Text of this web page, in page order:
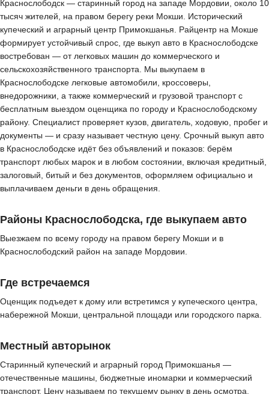
Краснослободск — старинный город на западе Мордовии, около 10
тысяч жителей, на правом берегу реки Мокши. Исторический
купеческий и аграрный центр Примокшанья. Райцентр на Мокше
формирует устойчивый спрос, где выкуп авто в Краснослободске
востребован — от легковых машин до коммерческого и
сельскохозяйственного транспорта. Мы выкупаем в
Краснослободске легковые автомобили, кроссоверы,
внедорожники, а также коммерческий и грузовой транспорт с
бесплатным выездом оценщика по городу и Краснослободскому
району. Специалист проверяет кузов, двигатель, ходовую, пробег и
документы — и сразу называет честную цену. Срочный выкуп авто
в Краснослободске идёт без объявлений и показов: берём
транспорт любых марок и в любом состоянии, включая кредитный,
залоговый, битый и без документов, оформляем официально и
выплачиваем деньги в день обращения.
Районы Краснослободска, где выкупаем авто
Выезжаем по всему городу на правом берегу Мокши и в
Краснослободский район на западе Мордовии.
Где встречаемся
Оценщик подъедет к дому или встретимся у купеческого центра,
набережной Мокши, центральной площади или городского парка.
Местный авторынок
Старинный купеческий и аграрный город Примокшанья —
отечественные машины, бюджетные иномарки и коммерческий
транспорт. Цену называем по текущему рынку в день осмотра.